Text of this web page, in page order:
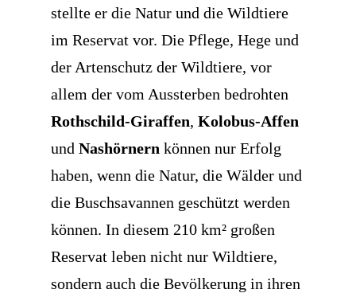
stellte er die Natur und die Wildtiere
im Reservat vor. Die Pflege, Hege und
der Artenschutz der Wildtiere, vor
allem der vom Aussterben bedrohten
Rothschild-Giraffen, Kolobus-Affen
und Nashörnern können nur Erfolg
haben, wenn die Natur, die Wälder und
die Buschsavannen geschützt werden
können. In diesem 210 km² großen
Reservat leben nicht nur Wildtiere,
sondern auch die Bevölkerung in ihren